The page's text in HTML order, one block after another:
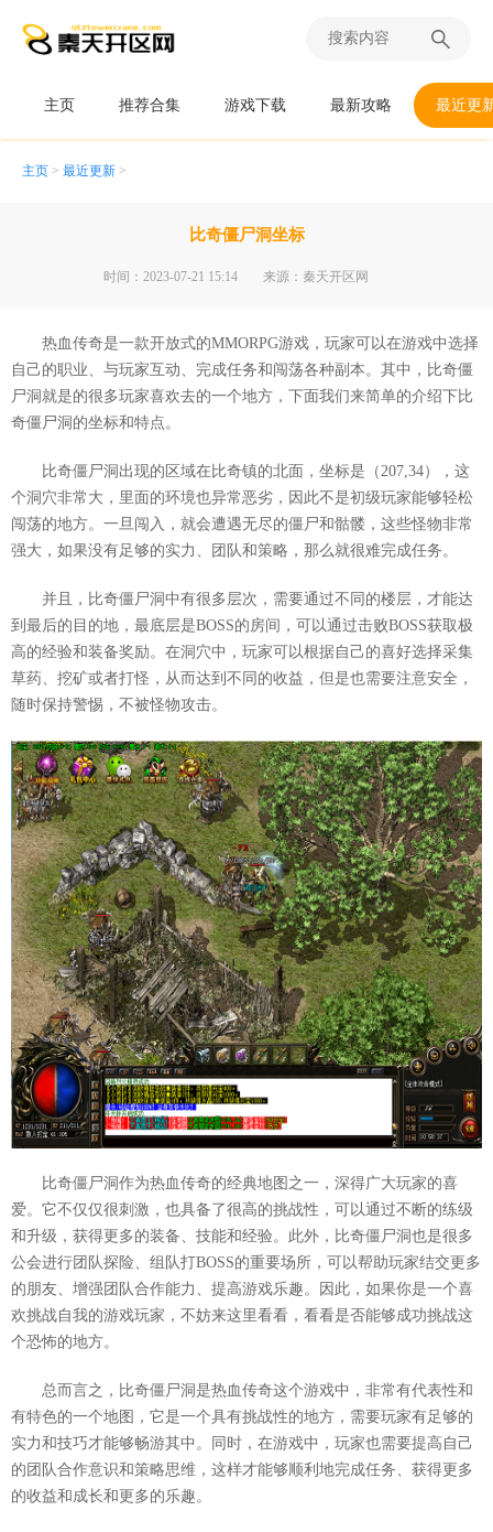
主页 推荐合集 游戏下载 最新攻略 最近更
主页 > 最近更新 >
比奇僵尸洞坐标
时间：2023-07-21 15:14 来源：秦天开区网
热血传奇是一款开放式的MMORPG游戏，玩家可以在游戏中选择
自己的职业、与玩家互动、完成任务和闯荡各种副本。其中，比奇僵
尸洞就是的很多玩家喜欢去的一个地方，下面我们来简单的介绍下比
奇僵尸洞的坐标和特点。
比奇僵尸洞出现的区域在比奇镇的北面，坐标是（207,34），这
个洞穴非常大，里面的环境也异常恶劣，因此不是初级玩家能够轻松
闯荡的地方。一旦闯入，就会遭遇无尽的僵尸和骷髅，这些怪物非常
强大，如果没有足够的实力、团队和策略，那么就很难完成任务。
并且，比奇僵尸洞中有很多层次，需要通过不同的楼层，才能达
到最后的目的地，最底层是BOSS的房间，可以通过击败BOSS获取极
高的经验和装备奖励。在洞穴中，玩家可以根据自己的喜好选择采集
草药、挖矿或者打怪，从而达到不同的收益，但是也需要注意安全，
随时保持警惕，不被怪物攻击。
比奇僵尸洞作为热血传奇的经典地图之一，深得广大玩家的喜
爱。它不仅仅很刺激，也具备了很高的挑战性，可以通过不断的练级
和升级，获得更多的装备、技能和经验。此外，比奇僵尸洞也是很多
公会进行团队探险、组队打BOSS的重要场所，可以帮助玩家结交更多
的朋友、增强团队合作能力、提高游戏乐趣。因此，如果你是一个喜
欢挑战自我的游戏玩家，不妨来这里看看，看看是否能够成功挑战这
个恐怖的地方。
总而言之，比奇僵尸洞是热血传奇这个游戏中，非常有代表性和
有特色的一个地图，它是一个具有挑战性的地方，需要玩家有足够的
实力和技巧才能够畅游其中。同时，在游戏中，玩家也需要提高自己
的团队合作意识和策略思维，这样才能够顺利地完成任务、获得更多
的收益和成长和更多的乐趣。